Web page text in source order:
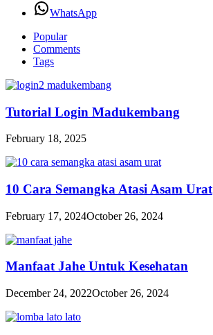
WhatsApp
Popular
Comments
Tags
Tutorial Login Madukembang
February 18, 2025
10 Cara Semangka Atasi Asam Urat
February 17, 2024October 26, 2024
Manfaat Jahe Untuk Kesehatan
December 24, 2022October 26, 2024